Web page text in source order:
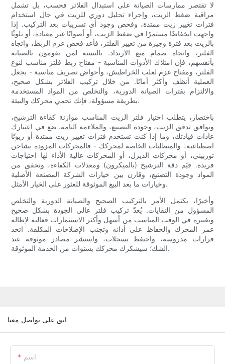
لا تقتصر ممارسات الصيانة على استبدال الفلاتر فحسب، بل تشمل
مراقبة ضغط الزيت، وإجراء تحليل دوري للزيت في حال استخدام
فترات تغيير زيت ممتدة، وفحص وجود أي تسريبات بعد التركيب. إذا
واجهت انخفاضًا مستمرًا في ضغط الزيت، أو أصواتًا غير معتادة، أو تلوثًا
بالزيت بعد فترة وجيزة من تغيير الفلتر، فأعد فحص عزم الربط، واتجاه
الفلتر، واتجاه صمام منع الارتداد. بالنسبة لمن يقومون بالصيانة
بأنفسهم، فإن امتلاك الأدوات المناسبة - مفتاح ربط فلتر مناسب لنوع
الفلتر، ومفتاح عزم لعلب الخراطيش، وأحواض تصريف مناسبة - يجعل
العملية أنظف وأكثر أمانًا. من خلال تركيب الفلاتر بشكل صحيح،
والالتزام بفترات الصيانة الدورية، والتخلص من المواد المستخدمة
بطريقة مسؤولة، فإنك تحمي محركك والبيئة.
باختصار، يتطلب اختيار فلتر الزيت المناسب موازنة كفاءة الترشيح،
وتوافق تدفق الزيت، وجودة التصنيع، والملاءمة التامة. ضع في اعتبارك
عادات قيادتك، وما إذا كنت تستخدم فترات تغيير زيت ممتدة أو زيوتًا
اصطناعية، والمتطلبات الخاصة لمحركك - فالمحركات المزودة بشاحن
توربيني، أو محركات الديزل، أو المحركات عالية الأداء لها احتياجات
فريدة. قيّم دقة الترشيح (بالميكرون) ومعدلات الكفاءة، وتحقق من
المواد وجودة التصنيع، وقارن بين خيارات الشركة المصنعة الأصلية
وخيارات ما بعد البيع الموثوقة للعثور على الخيار الأمثل.
وأخيرًا، يكتمل الأمر بالتركيب الصحيح والصيانة الدورية والتخلص
المسؤول من النفايات. يُعدّ تركيب فلتر عالي الجودة بشكل صحيح
وتغييره في الوقت المناسب من أسهل وأكثر الاستثمارات فعالية لإطالة
عمر المحرك والحفاظ على أدائه وتجنب الإصلاحات المكلفة. اتخذ
قرارات مدروسة، واحتفظ بسجلات، واستشر مصادر موثوقة عند
الشك؛ سيشكرك محركك بسنوات من الخدمة الموثوقة.
ابق على تواصل معنا
اسم